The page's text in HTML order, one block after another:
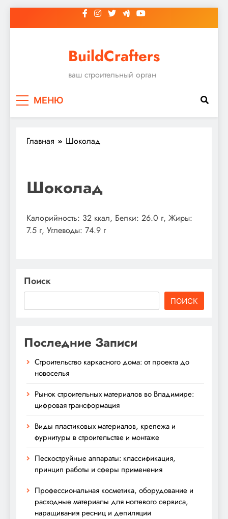
к
BuildCrafters
ваш строительный орган
МЕНЮ
Главная Шоколад
Шоколад
Калорийность: 32 ккал, Белки: 26.0 г, Жиры:
7.5 г, Углеводы: 74.9 г
Поиск
ПОИСК
Последние Записи
Строительство каркасного дома: от проекта до
новоселья
Рынок строительных материалов во Владимире:
цифровая трансформация
Виды пластиковых материалов, крепежа и
фурнитуры в строительстве и монтаже
Пескоструйные аппараты: классификация,
принцип работы и сферы применения
Профессиональная косметика, оборудование и
расходные материалы для ногтевого сервиса,
наращивания ресниц и депиляции